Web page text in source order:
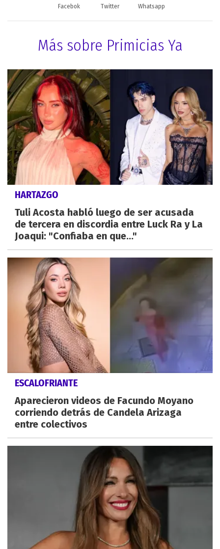
Facebok Twitter Whatsapp
Más sobre Primicias Ya
HARTAZGO
Tuli Acosta habló luego de ser acusada
de tercera en discordia entre Luck Ra y La
Joaqui: "Confiaba en que..."
ESCALOFRIANTE
Aparecieron videos de Facundo Moyano
corriendo detrás de Candela Arizaga
entre colectivos